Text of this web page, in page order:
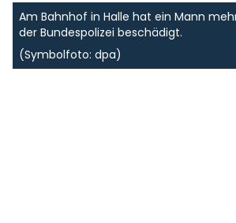
Am Bahnhof in Halle hat ein Mann
der Bundespolizei beschädigt.
(Symbolfoto: dpa)